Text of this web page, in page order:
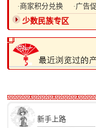
·商家积分兑换
·广告
少数民族专区
新手上路